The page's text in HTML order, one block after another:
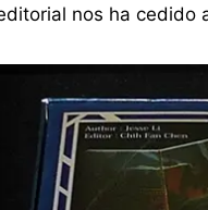
nos ha cedido